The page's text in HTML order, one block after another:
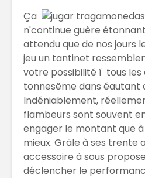
Ça
n'continue guère
attendu que de nos jours
jeu un tantinet
votre possibilité í tous les
tonnesême dans éautant
Indéniablement,
flambeurs sont souvent
engager le montant que
mieux. Grâle à ses trente
accessoire à sous
déclencher le